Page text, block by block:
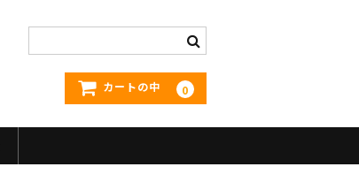
カートの中 0